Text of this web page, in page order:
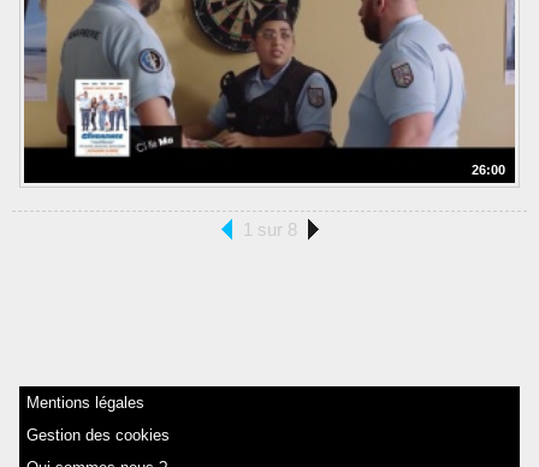
26:00
1 sur 8
Mentions légales
Gestion des cookies